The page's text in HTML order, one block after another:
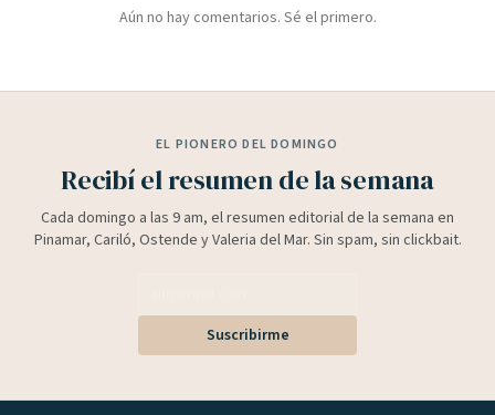
Aún no hay comentarios. Sé el primero.
EL PIONERO DEL DOMINGO
Recibí el resumen de la semana
Cada domingo a las 9 am, el resumen editorial de la semana en
Pinamar, Cariló, Ostende y Valeria del Mar. Sin spam, sin clickbait.
Suscribirme